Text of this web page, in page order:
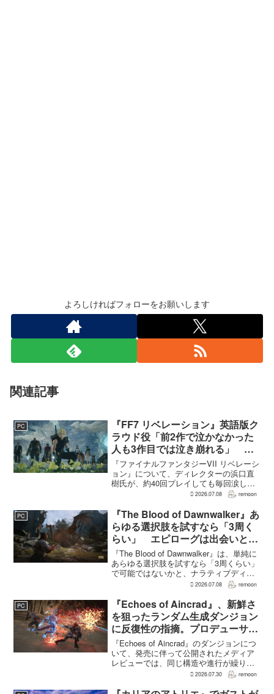
よろしければフォローをお願いします
関連記事
PC
『FF7 リベレーション』英語版ク
ラウド役「前2作で泣かなかった
人も3作目では泣き崩れる」 浜
口Dも約40回泣いたクラウドの重
要場面に言及
『ファイナルファンタジーVII リベレーシ
ョン』について、ディレクターの浜口直
樹氏が、約40回プレイしても毎回涙した
というクラウドの重要な場面について語
氏も、「最初の2作で泣かなかった人も...
2026.07.08 remoon
PC
『The Blood of Dawnwalker』あ
らゆる選択肢を試すなら「3周く
らい」 エピローグは出会いと選
択で変化
『The Blood of Dawnwalker』は、単純に
あらゆる選択肢を試すなら「3周くらい」
で可能ではないかと、ナラティブディレ
クターのJakub Szamałek氏がファミ
はエンディングへ収束...
2026.07.08 remoon
PC
『Echoes of Aincrad』、新鮮さ
を狙ったランダム生成ダンジョン
に反復性の指摘。プロデューサー
は発売前に採用理由を説明
『Echoes of Aincrad』のダンジョンにつ
いて、発売に伴って公開されたメディア
レビューでは、同じ構造や進行が繰り返
されるとの評価が出ている。発売前の7月
2026.07.30 remoon